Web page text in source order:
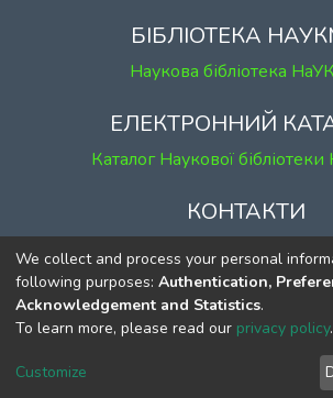
різних регіонів
субкультурних груп,
висловити свою
підтримати Віктора
небайдужість до
БІБЛІОТЕКА
Наукова бібліотека
ЕЛЕКТРОННИЙ
Каталог Наукової
КОНТАКТИ
м. Київ, вул. Григорія
к. 1, к. 120
тел. (044) 463-69-31
ekmair@ukma.edu.ua
We collect and process your personal
following purposes: Authentication,
Acknowledgement and Statistics.
To learn more, please read our privacy policy.
Customize